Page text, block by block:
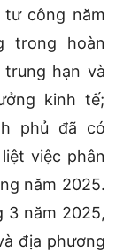
tư công năm
trong hoàn
hạn và
kinh tế;
phủ đã có
việc phân
năm 2025.
3 năm 2025,
địa phương